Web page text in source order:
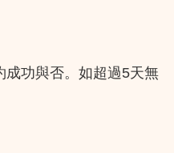
成功與否。如超過5天無